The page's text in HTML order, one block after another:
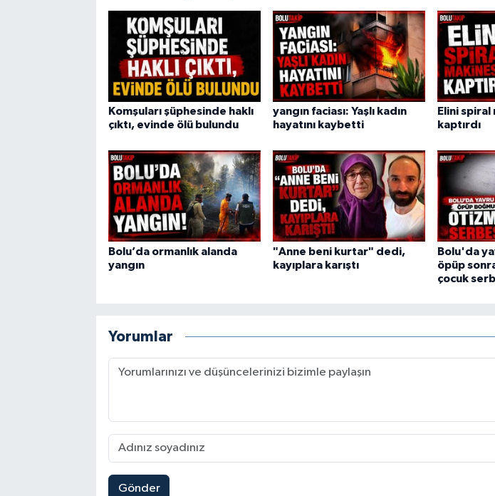
Komşuları şüphesinde haklı
çıktı, evinde ölü bulundu
yangın faciası: Yaşlı kadın
hayatını kaybetti
Elini spiral
kaptırdı
Bolu’da ormanlık alanda
yangın
"Anne beni kurtar" dedi,
kayıplara karıştı
Bolu'da
öpüp
çocuk
Yorumlar
Gönder